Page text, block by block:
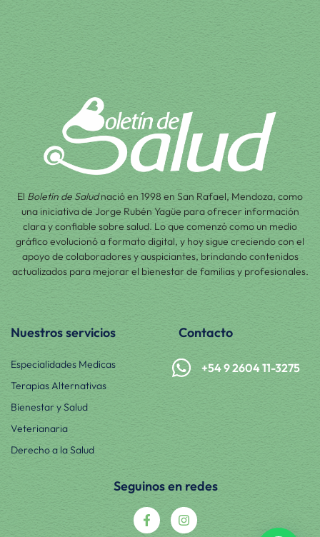
El Boletín de Saludnació en 1998 en San Rafael, Mendoza, como
una iniciativa de Jorge Rubén Yagüe para ofrecer información
clara y confiable sobre salud. Lo que comenzó como un medio
gráfico evolucionó a formato digital, y hoy sigue creciendo con el
apoyo de colaboradores y auspiciantes, brindando contenidos
actualizados para mejorar el bienestar de familias y profesionales.
Nuestros servicios
Especialidades Medicas
Terapias Alternativas
Bienestar y Salud
Veterianaria
Derecho a la Salud
Contacto
+54 9 2604 11-3275
Seguinos en redes